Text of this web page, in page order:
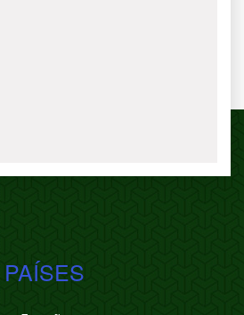
PAÍSES